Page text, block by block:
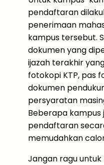
pendaftaran
penerimaan
kampus tersebut.
dokumen yang
ijazah terakhir
fotokopi KTP, pas
dokumen
persyaratan
Beberapa kampus
pendaftaran
memudahkan
Jangan ragu